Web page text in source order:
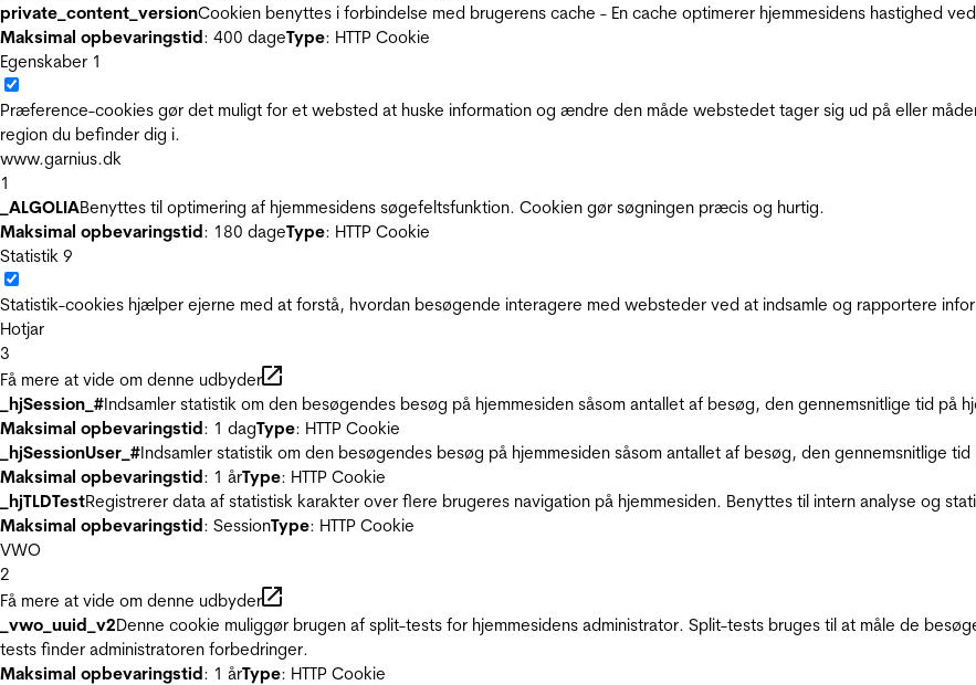
private_content_versionCookien benyttes i forbindelse med brugerens cache - En cache optimerer hjemmesidens hastighed
Maksimal opbevaringstid: 400 dageType: HTTP Cookie
Egenskaber 1
Præference-cookies gør det muligt for et websted at huske information og ændre den måde webstedet tager sig ud på eller
region du befinder dig i.
www.garnius.dk
1
_ALGOLIABenyttes til optimering af hjemmesidens søgefeltsfunktion. Cookien gør søgningen præcis og hurtig.
Maksimal opbevaringstid: 180 dageType: HTTP Cookie
Statistik 9
Statistik-cookies hjælper ejerne med at forstå, hvordan besøgende interagere med websteder ved at indsamle og rapportere
Hotjar
3
Få mere at vide om denne udbyder
_hjSession_#Indsamler statistik om den besøgendes besøg på hjemmesiden såsom antallet af besøg, den gennemsnitlige tid på
Maksimal opbevaringstid: 1 dagType: HTTP Cookie
_hjSessionUser_#Indsamler statistik om den besøgendes besøg på hjemmesiden såsom antallet af besøg, den gennemsnitlige
Maksimal opbevaringstid: 1 årType: HTTP Cookie
_hjTLDTestRegistrerer data af statistisk karakter over flere brugeres navigation på hjemmesiden. Benyttes til intern analyse og
Maksimal opbevaringstid: SessionType: HTTP Cookie
VWO
2
Få mere at vide om denne udbyder
_vwo_uuid_v2Denne cookie muliggør brugen af split-tests for hjemmesidens administrator. Split-tests bruges til at måle de
tests finder administratoren forbedringer.
Maksimal opbevaringstid: 1 årType: HTTP Cookie